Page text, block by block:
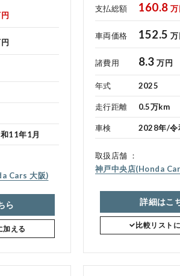
コーポレートサイト
点検・整備のご予約
各店舗へのお問い合わせ
11年1月
Cars 大阪)
ら
加える
支払総額 160.8 万
車両価格 152.5 万
諸費用 8.3 万円
年式 2025
走行距離 0.5万km
車検 2028年/令
取扱店舗
神戸中央店(Honda
詳細はこ
比較リスト